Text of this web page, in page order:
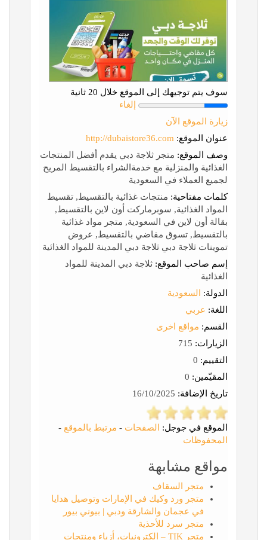
سوف يتم توجيهك إلى الموقع خلال 20 ثانية
إلغاء
زيارة الموقع الآن
عنوان الموقع: http://dubaistore36.com
وصف الموقع: متجر ثلاجة دبي يقدم أفضل المنتجات
الغذائية والمنزلية مع خدمةالشراء بالتقسيط المريح
لجميع العملاء في السعودية
كلمات مفتاحية: منتجات غذائية بالتقسيط, تقسيط
المواد الغذائية, سوبرماركت أون لاين بالتقسيط,
بقالة أون لاين في السعودية, متجر مواد غذائية
بالتقسيط, تسوق مقاضي بالتقسيط, عروض
تموينات ثلاجة دبي ثلاجة دبي المدينة للمواد الغذائية
إسم صاحب الموقع: ثلاجة دبي المدينة للمواد
الغذائية
الدولة:
السعودية
اللغة: عربي
القسم: مواقع اخرى
الزيارات:
التقييم:
المقيّمين:
تاريخ الإضافة:
الموقع في جوجل: الصفحات - مرتبط بالموقع -
المحفوظات
مواقع مشابهة
متجر السقاف
متجر ورد وكيك في الإمارات وتوصيل هدايا
في عجمان والشارقة ودبي | بيوني بيور
متجر سرد للأحذية
متجر TIK – الكترونيات، أزياء ومنتجات